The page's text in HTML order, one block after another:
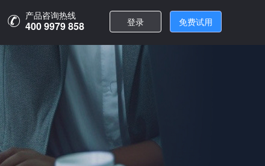
产品咨询热线
400 9979 858 登录 免费试用